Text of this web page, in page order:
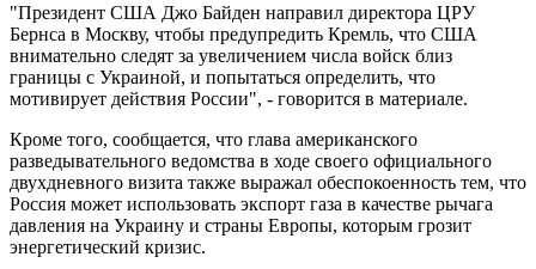
"Президент США Джо Байден направил директора ЦРУ
Бернса в Москву, чтобы предупредить Кремль, что США
внимательно следят за увеличением числа войск близ
границы с Украиной, и попытаться определить, что
мотивирует действия России", - говорится в материале.
Кроме того, сообщается, что глава американского
разведывательного ведомства в ходе своего официального
двухдневного визита также выражал обеспокоенность тем, что
Россия может использовать экспорт газа в качестве рычага
давления на Украину и страны Европы, которым грозит
энергетический кризис.